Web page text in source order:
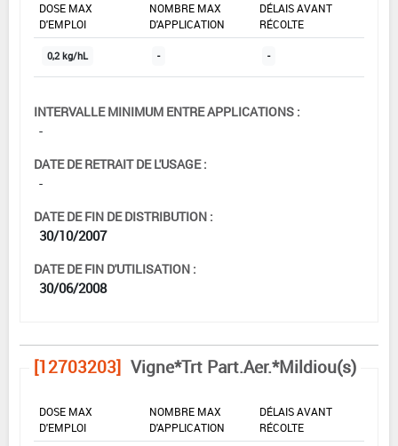
DOSE MAX
D'EMPLOI
NOMBRE MAX
D'APPLICATION
DÉLAIS AVANT
RÉCOLTE
0,2 kg/hL - -
INTERVALLE MINIMUM ENTRE APPLICATIONS :
-
DATE DE RETRAIT DE L'USAGE :
-
DATE DE FIN DE DISTRIBUTION :
30/10/2007
DATE DE FIN D'UTILISATION :
30/06/2008
[12703203] Vigne*Trt Part.Aer.*Mildiou(s)
DOSE MAX
D'EMPLOI
NOMBRE MAX
D'APPLICATION
DÉLAIS AVANT
RÉCOLTE